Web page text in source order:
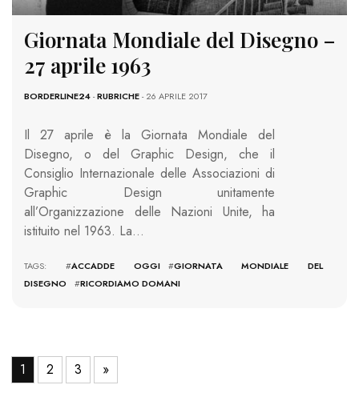
Giornata Mondiale del Disegno –
27 aprile 1963
BORDERLINE24-RUBRICHE- 26 APRILE 2017
Il 27 aprile è la Giornata Mondiale del
Disegno, o del Graphic Design, che il
Consiglio Internazionale delle Associazioni di
Graphic Design unitamente
all’Organizzazione delle Nazioni Unite, ha
istituito nel 1963. La…
TAGS: #ACCADDE OGGI #GIORNATA MONDIALE DEL
DISEGNO
#RICORDIAMO DOMANI
1 2 3 »